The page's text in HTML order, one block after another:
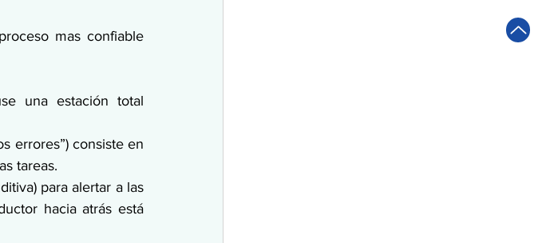
mas confiable
una estación total
errores”) consiste en
tareas.
para alertar a las
hacia atrás está